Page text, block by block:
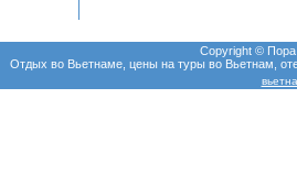
Copyright ©
Отдых во Вьетнаме, цены на туры во Вьетнам,